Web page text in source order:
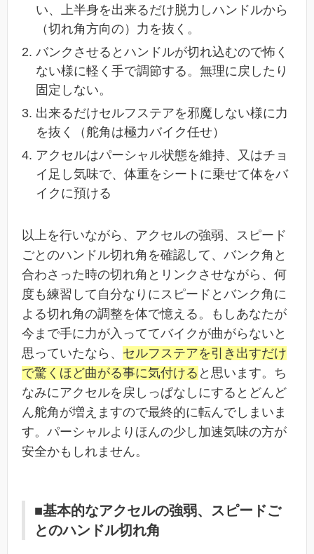
い、上半身を出来るだけ脱力しハンドルから
（切れ角方向の）力を抜く。
バンクさせるとハンドルが切れ込むので怖く
ない様に軽く手で調節する。無理に戻したり
固定しない。
出来るだけセルフステアを邪魔しない様に力
を抜く（舵角は極力バイク任せ）
アクセルはパーシャル状態を維持、又はチョ
イ足し気味で、体重をシートに乗せて体をバ
イクに預ける
以上を行いながら、アクセルの強弱、スピード
ごとのハンドル切れ角を確認して、バンク角と
合わさった時の切れ角とリンクさせながら、何
度も練習して自分なりにスピードとバンク角に
よる切れ角の調整を体で憶える。もしあなたが
今まで手に力が入っててバイクが曲がらないと
思っていたなら、 セルフステアを引き出すだけ
で驚くほど曲がる事に気付ける と思います。ち
なみにアクセルを戻しっぱなしにするとどんど
ん舵角が増えますので最終的に転んでしまいま
す。パーシャルよりほんの少し加速気味の方が
安全かもしれません。
■基本的なアクセルの強弱、スピードご
とのハンドル切れ角